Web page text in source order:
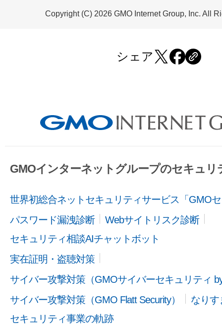
Copyright (C) 2026 GMO Internet Group, Inc. All
シェア
GMOインターネットグループのセキュリ
世界初総合ネットセキュリティサービス「GMO
パスワード漏洩診断
Webサイトリスク診断
セキュリティ相談AIチャットボット
実在証明・盗聴対策
サイバー攻撃対策（GMOサイバーセキュリティ
サイバー攻撃対策（GMO Flatt Security）
なりす
セキュリティ事業の軌跡